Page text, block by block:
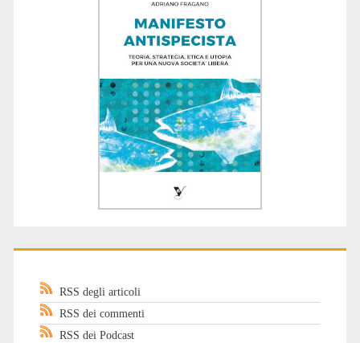
RSS degli articoli
RSS dei commenti
RSS dei Podcast